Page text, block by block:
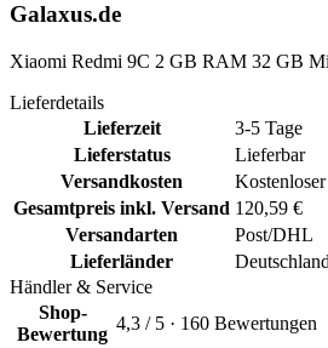
Galaxus.de
Xiaomi Redmi 9C 2 GB RAM 32 GB
Lieferdetails
Lieferzeit
3-5 Tage
Lieferstatus
Lieferbar
Versandkosten
Gesamtpreis inkl. Versand 120,59 €
Versandarten
Post/DHL
Lieferländer
Deutschland
Händler & Service
Shop-
Bewertung
4,3 / 5 · 160 Bewertungen